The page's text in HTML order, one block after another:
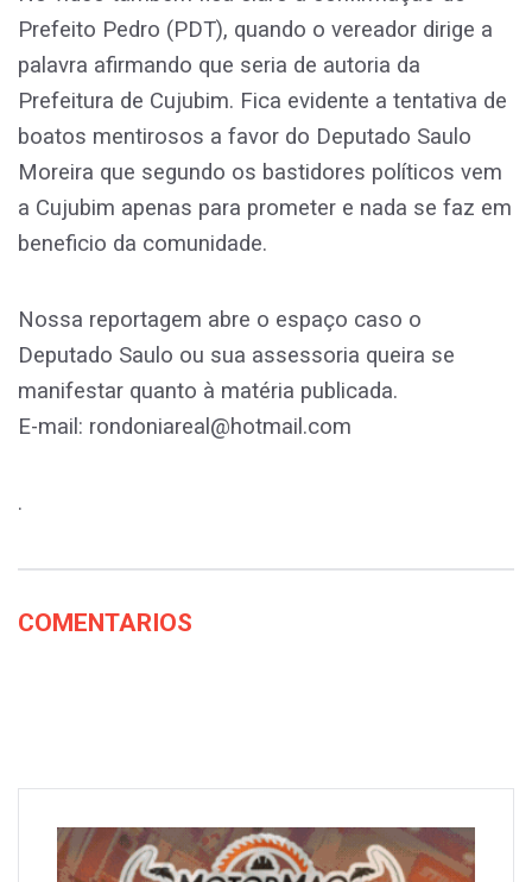
Prefeito Pedro (PDT), quando o vereador dirige a
palavra afirmando que seria de autoria da
Prefeitura de Cujubim. Fica evidente a tentativa de
boatos mentirosos a favor do Deputado Saulo
Moreira que segundo os bastidores políticos vem
a Cujubim apenas para prometer e nada se faz em
beneficio da comunidade.
Nossa reportagem abre o espaço caso o
Deputado Saulo ou sua assessoria queira se
manifestar quanto à matéria publicada.
E-mail: rondoniareal@hotmail.com
.
COMENTARIOS